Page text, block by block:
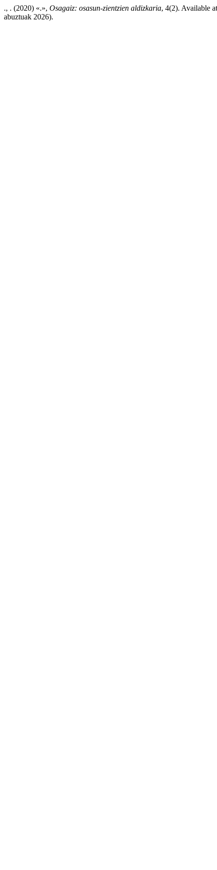
., . (2020) «.», Osagaiz: osasun-zientzien aldizkaria, 4(2). Available
abuztuak 2026).